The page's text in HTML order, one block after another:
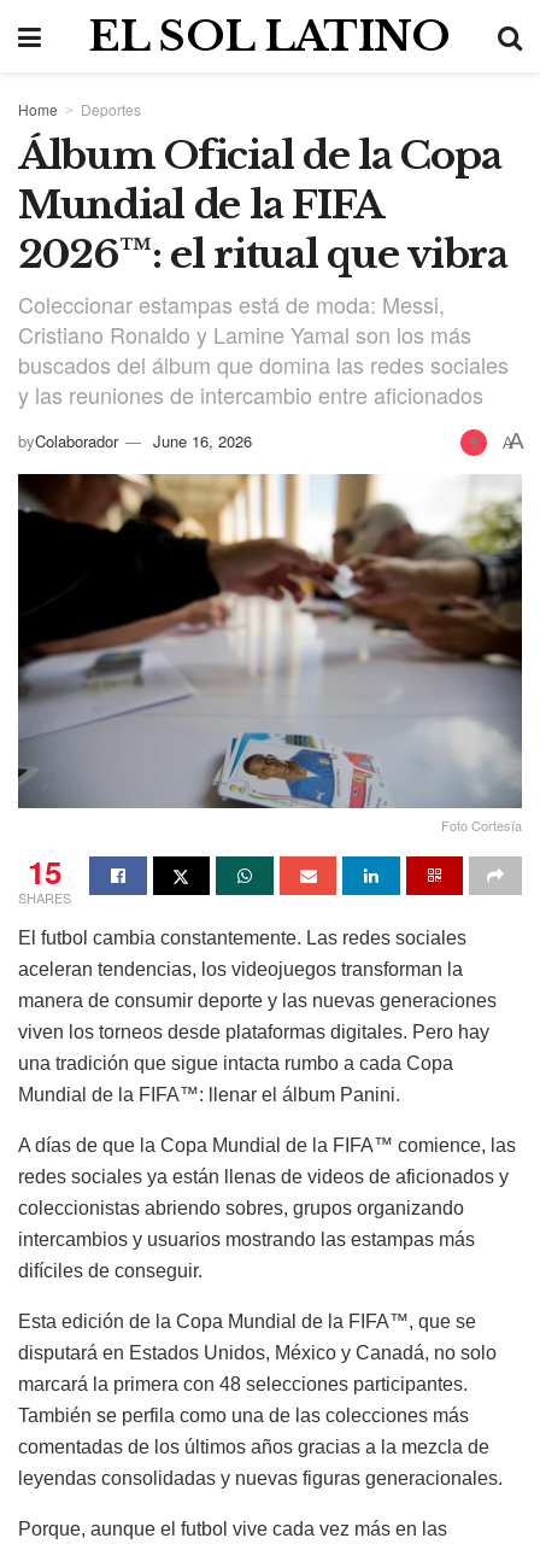
EL SOL LATINO
Home Deportes
Álbum Oficial de la Copa
Mundial de la FIFA
2026™: el ritual que vibra
Coleccionar estampas está de moda: Messi,
Cristiano Ronaldo y Lamine Yamal son los más
buscados del álbum que domina las redes sociales
y las reuniones de intercambio entre aficionados
byColaborador June 16, 2026 AA
Foto Cortesía
15
SHARES
El futbol cambia constantemente. Las redes sociales
aceleran tendencias, los videojuegos transforman la
manera de consumir deporte y las nuevas generaciones
viven los torneos desde plataformas digitales. Pero hay
una tradición que sigue intacta rumbo a cada Copa
Mundial de la FIFA™: llenar el álbum Panini.
A días de que la Copa Mundial de la FIFA™ comience, las
redes sociales ya están llenas de videos de aficionados y
coleccionistas abriendo sobres, grupos organizando
intercambios y usuarios mostrando las estampas más
difíciles de conseguir.
Esta edición de la Copa Mundial de la FIFA™, que se
disputará en Estados Unidos, México y Canadá, no solo
marcará la primera con 48 selecciones participantes.
También se perfila como una de las colecciones más
comentadas de los últimos años gracias a la mezcla de
leyendas consolidadas y nuevas figuras generacionales.
Porque, aunque el futbol vive cada vez más en las